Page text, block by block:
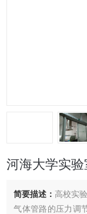
河海大学实
简要描述： 高校实
气体管路的压力调